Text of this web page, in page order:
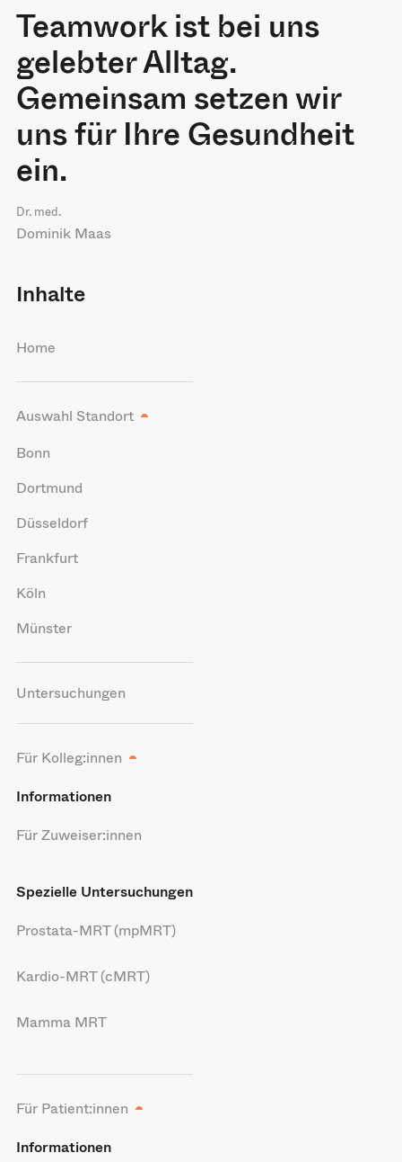
Teamwork ist bei uns
gelebter Alltag.
Gemeinsam setzen wir
uns für Ihre Gesundheit
ein.
Dr. med.
Dominik Maas
Inhalte
Home
Auswahl Standort
Bonn
Dortmund
Düsseldorf
Frankfurt
Köln
Münster
Untersuchungen
Für Kolleg:innen
Informationen
Für Zuweiser:innen
Spezielle Untersuchungen
Prostata-MRT (mpMRT)
Kardio-MRT (cMRT)
Mamma MRT
Für Patient:innen
Informationen